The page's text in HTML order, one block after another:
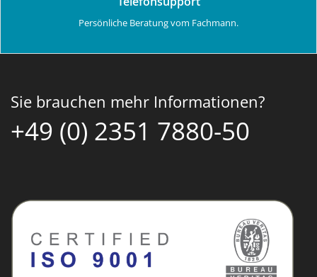
Persönliche Beratung vom Fachmann.
Sie brauchen mehr Informationen?
+49 (0) 2351 7880-50